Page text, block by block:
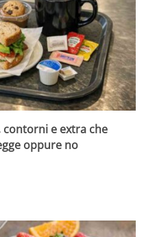
contorni e extra che
oppure no